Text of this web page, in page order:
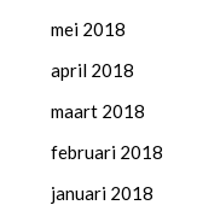
mei 2018
april 2018
maart 2018
februari 2018
januari 2018